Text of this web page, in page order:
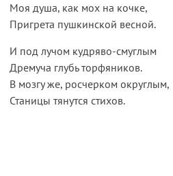
Моя душа, как мох на кочке,
Пригрета пушкинской весной.
И под лучом кудряво-смуглым
Дремуча глубь торфяников.
В мозгу же, росчерком округлым,
Станицы тянутся стихов.